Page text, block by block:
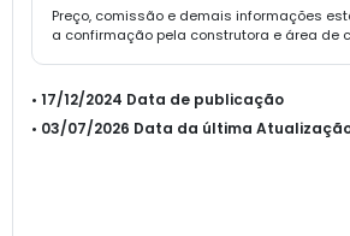
Preço, comissão e demais informações
a confirmação pela construtora e área de
• 17/12/2024 Data de publicação
• 03/07/2026 Data da última